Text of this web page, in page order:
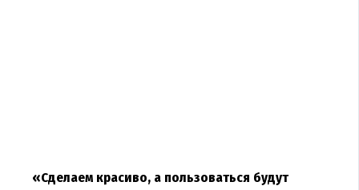
«Сделаем красиво, а пользоваться будут